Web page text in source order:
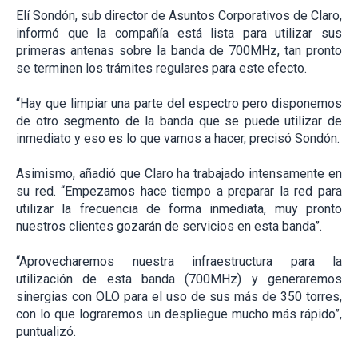
Elí Sondón, sub director de Asuntos Corporativos de Claro,
informó que la compañía está lista para utilizar sus
primeras antenas sobre la banda de 700MHz, tan pronto
se terminen los trámites regulares para este efecto.
“Hay que limpiar una parte del espectro pero disponemos
de otro segmento de la banda que se puede utilizar de
inmediato y eso es lo que vamos a hacer, precisó Sondón.
Asimismo, añadió que Claro ha trabajado intensamente en
su red. “Empezamos hace tiempo a preparar la red para
utilizar la frecuencia de forma inmediata, muy pronto
nuestros clientes gozarán de servicios en esta banda”.
“Aprovecharemos nuestra infraestructura para la
utilización de esta banda (700MHz) y generaremos
sinergias con OLO para el uso de sus más de 350 torres,
con lo que lograremos un despliegue mucho más rápido”,
puntualizó.